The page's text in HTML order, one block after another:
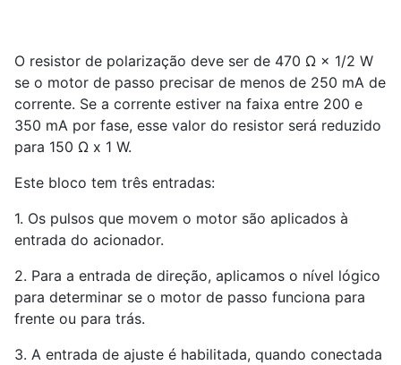
O resistor de polarização deve ser de 470 Ω × 1/2 W
se o motor de passo precisar de menos de 250 mA de
corrente. Se a corrente estiver na faixa entre 200 e
350 mA por fase, esse valor do resistor será reduzido
para 150 Ω x 1 W.
Este bloco tem três entradas:
1. Os pulsos que movem o motor são aplicados à
entrada do acionador.
2. Para a entrada de direção, aplicamos o nível lógico
para determinar se o motor de passo funciona para
frente ou para trás.
3. A entrada de ajuste é habilitada, quando conectada